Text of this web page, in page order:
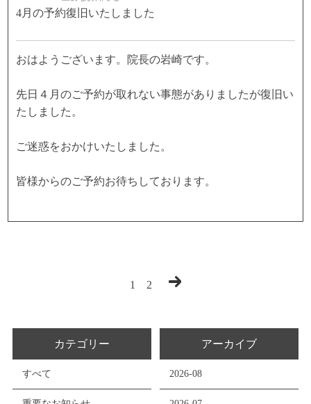
4月の予約復旧いたしました
おはようございます。院長の岩崎です。
先日４月のご予約が取れない事態がありましたが復旧い
たしました。
ご迷惑をおかけいたしました。
皆様からのご予約お待ちしております。
1 2
カテゴリー
すべて
アーカイブ
2026-08